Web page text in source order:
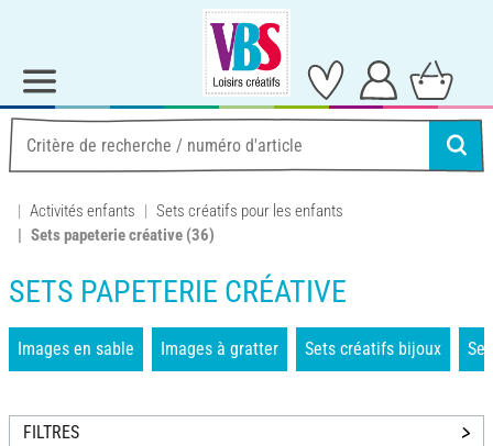
Activités enfants
Sets créatifs pour les enfants
Sets papeterie créative (36)
SETS PAPETERIE CRÉATIVE
Images en sable Images à gratter Sets créatifs bijoux
FILTRES